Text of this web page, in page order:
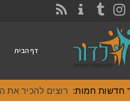
INSTAGRAM
TUMBLR
דף הבית
חדשות חמות: רוצים להכיר את